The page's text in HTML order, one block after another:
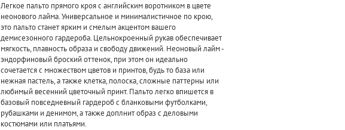
Легкое пальто прямого кроя с английским воротником в цвете
неонового лайма. Универсальное и минималистичное по крою,
это пальто станет ярким и смелым акцентом вашего
демисезонного гардероба. Цельнокроенный рукав обеспечивает
мягкость, плавность образа и свободу движений. Неоновый лайм -
эндорфиновый броский оттенок, при этом он идеально
сочетается с множеством цветов и принтов, будь то база или
нежная пастель, а также клетка, полоска, сложные паттерны или
любимый весенний цветочный принт. Пальто легко впишется в
базовый повседневный гардероб с бланковыми футболками,
рубашками и денимом, а также доплнит образ с деловыми
костюмами или платьями.